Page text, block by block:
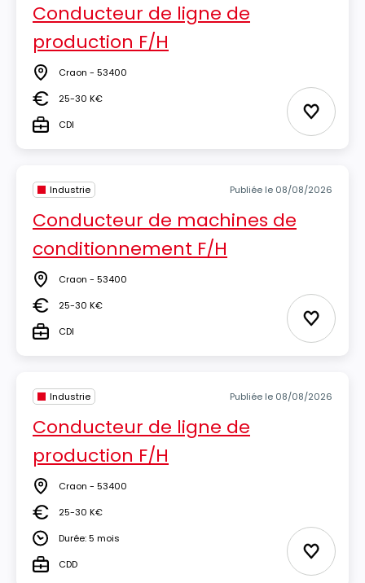
Conducteur de ligne de
production F/H
Lieu Craon - 53400
Salaire25-30 K€
TypeCDI Ajouter
Industrie Publiée le 08/08/2026
Conducteur de machines de
conditionnement F/H
Lieu Craon - 53400
Salaire25-30 K€
TypeCDI Ajouter
Industrie Publiée le 08/08/2026
Conducteur de ligne de
production F/H
Lieu Craon - 53400
Salaire25-30 K€
DuréeDurée: 5 mois
TypeCDD Ajouter